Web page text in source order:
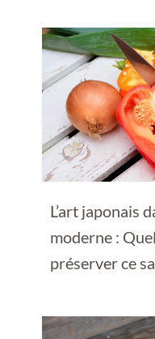
L’art japonais
moderne :
préserver ce